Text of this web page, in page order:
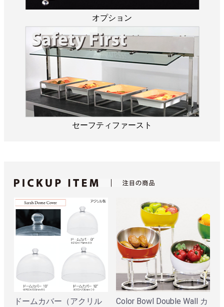
オプション
セーフティファースト
ドームカバー（アクリル
Color Bowl Double Wall カ